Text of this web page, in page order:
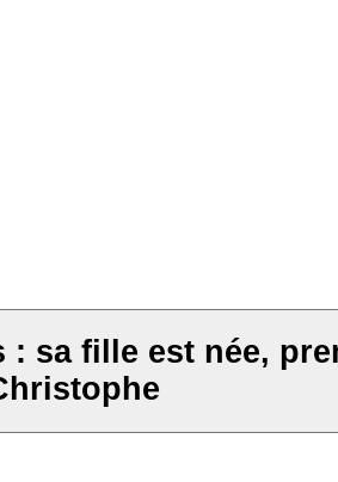
sa fille est née,